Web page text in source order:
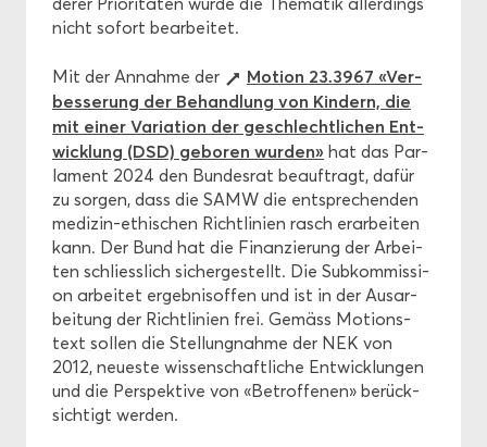
nicht so­fort be­ar­bei­tet.
Mit der An­nah­me der
Mo­ti­on 23.3967 «Ver­
bes­se­rung der Be­hand­lung von Kin­dern, die
mit einer Va­ria­ti­on der ge­schlecht­li­chen Ent­
wick­lung (DSD) ge­bo­ren wur­den» hat das Par­
la­ment 2024 den Bun­des­rat be­auf­tragt, dafür
zu sor­gen, dass die SAMW die ent­spre­chen­den
medizin-​ethischen Richt­li­ni­en rasch er­ar­bei­ten
kann. Der Bund hat die Fi­nan­zie­rung der Ar­bei­
ten schliess­lich si­cher­ge­stellt. Die Sub­kom­mis­si­
on ar­bei­tet er­geb­nis­of­fen und ist in der Aus­ar­
bei­tung der Richt­li­ni­en frei. Ge­mäss Mo­ti­ons­
text sol­len die Stel­lung­nah­me der NEK von
2012, neu­es­te wis­sen­schaft­li­che Ent­wick­lun­gen
und die Per­spek­ti­ve von «Be­trof­fe­nen» be­rück­
sich­tigt wer­den.